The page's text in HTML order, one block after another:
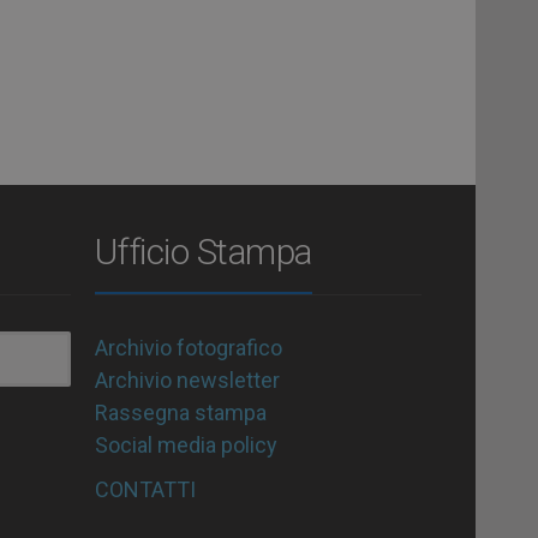
Ufficio Stampa
Archivio fotografico
Archivio newsletter
Rassegna stampa
Social media policy
CONTATTI